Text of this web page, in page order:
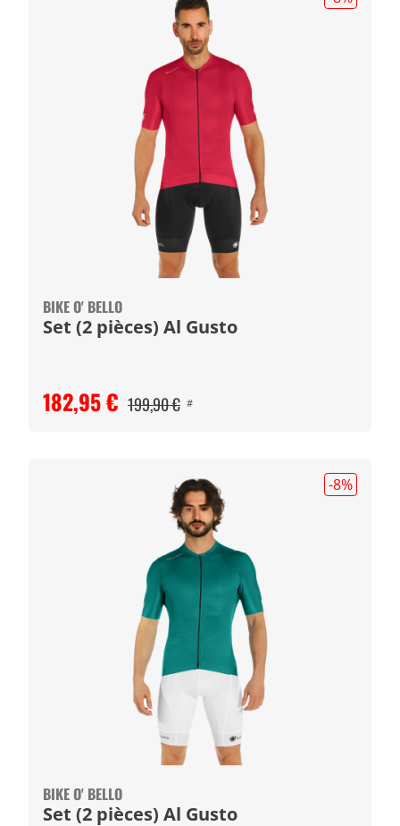
BIKE O' BELLO
Set (2 pièces) Al Gusto
182,95 € 199,90 € #
-8%
BIKE O' BELLO
Set (2 pièces) Al Gusto